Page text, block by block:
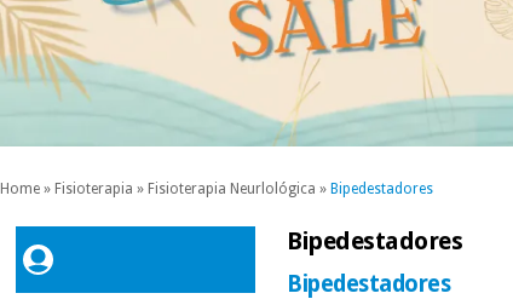
Home » Fisioterapia » Fisioterapia Neurlológica » Bipedestadores
Bipedestadores
Bipedestadores